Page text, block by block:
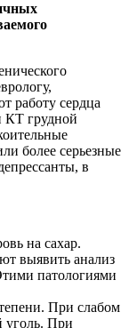
работу сердца
грудной
более серьезные
в
на сахар.
выявить анализ
патологиями
При слабом
уголь. При